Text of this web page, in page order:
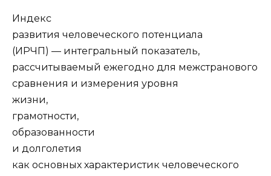
Индекс
развития человеческого потенциала
(ИРЧП) — интегральный показатель,
рассчитываемый ежегодно для межстранового
сравнения и измерения уровня
жизни,
грамотности,
образованности
и долголетия
как основных характеристик человеческого